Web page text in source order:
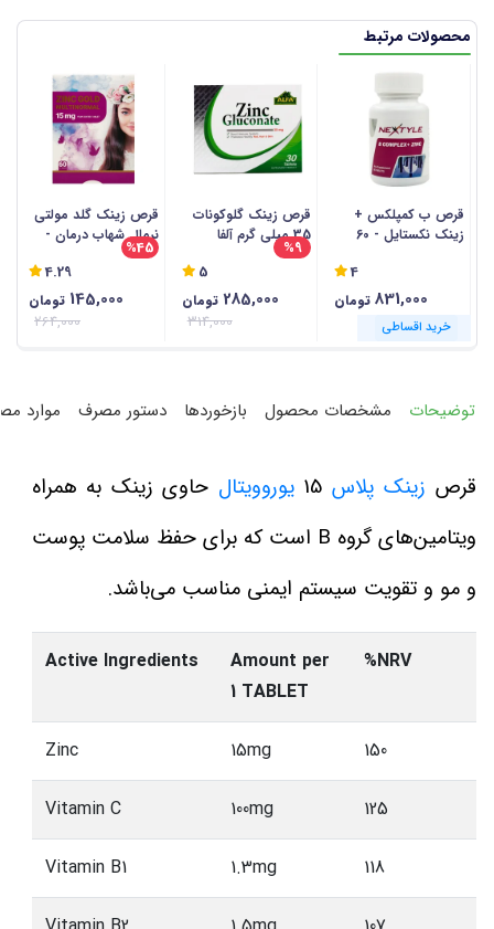
محصولات مرتبط
قرص ب کمپلکس +
زینک نکستایل - 60
4
831,000 تومان
خرید اقساطی
قرص زینک گلوکونات
35 میلی گرم آلفا
ویتامینز - 30 عددی
5
%9
285,000 تومان
314,000 خرید اقساطی
قرص زینک گلد مولتی
نرمال شهاب درمان -
60 عددی
4.29
%45
145,000 تومان
264,000 خرید اقساطی
خرید اقساطی
خرید اقساطی
خرید اقساطی
خرید اقساطی
خرید اقساطی
خرید اقساطی
خرید اقساطی
خرید اقساطی
خرید اقساطی
توضیحات مشخصات محصول بازخوردها دستور مصرف موارد
قرص زینک پلاس15 یوروویتال حاوی زینک به همراه
ویتامین‌های گروه B است که برای حفظ سلامت پوست
و مو و تقویت سیستم ایمنی مناسب می‌باشد.
%NRV
Amount per
1 TABLET
Active Ingredients
150
15mg
Zinc
125
100mg
Vitamin C
118
1.3mg
Vitamin B1